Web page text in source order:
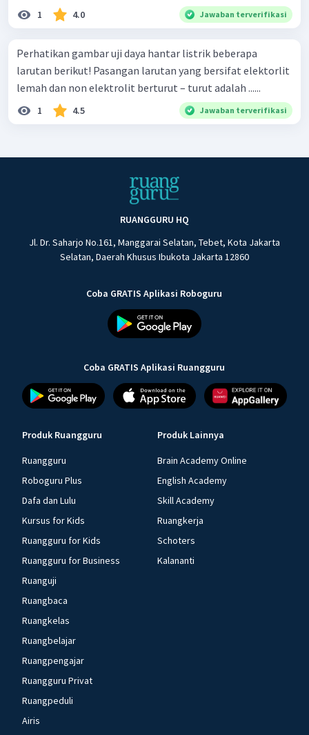
1 4.0 Jawaban terverifikasi
Perhatikan gambar uji daya hantar listrik beberapa
larutan berikut! Pasangan larutan yang bersifat elektorlit
lemah dan non elektrolit berturut – turut adalah ......
1 4.5 Jawaban terverifikasi
RUANGGURU HQ
Jl. Dr. Saharjo No.161, Manggarai Selatan, Tebet, Kota Jakarta
Selatan, Daerah Khusus Ibukota Jakarta 12860
Coba GRATIS Aplikasi Roboguru
Coba GRATIS Aplikasi Ruangguru
Produk Ruangguru
Ruangguru
Roboguru Plus
Dafa dan Lulu
Kursus for Kids
Ruangguru for Kids
Ruangguru for Business
Ruanguji
Ruangbaca
Ruangkelas
Ruangbelajar
Ruangpengajar
Ruangguru Privat
Ruangpeduli
Airis
Produk Lainnya
Brain Academy Online
English Academy
Skill Academy
Ruangkerja
Schoters
Kalananti